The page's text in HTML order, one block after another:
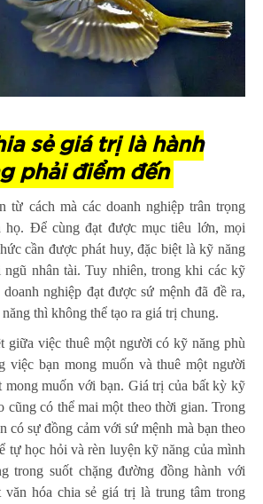
sẻ giá trị là hành
phải điểm đến
từ cách mà các doanh nghiệp trân trọng
họ. Để cùng đạt được mục tiêu lớn, mọi
cần được phát huy, đặc biệt là kỹ năng
ngũ nhân tài. Tuy nhiên, trong khi các kỹ
nghiệp đạt được sứ mệnh đã đề ra,
thì không thể tạo ra giá trị chung.
giữa việc thuê một người có kỹ năng phù
việc bạn mong muốn và thuê một người
mong muốn với bạn. Giá trị của bất kỳ kỹ
cũng có thể mai một theo thời gian. Trong
có sự đồng cảm với sứ mệnh mà bạn theo
tự học hỏi và rèn luyện kỹ năng của mình
trong suốt chặng đường đồng hành với
hóa chia sẻ giá trị là trung tâm trong